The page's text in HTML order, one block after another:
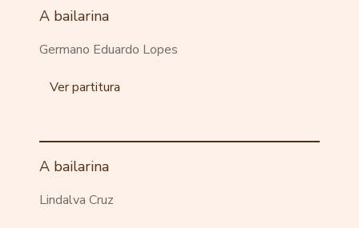
A bailarina
Germano Eduardo Lopes
Ver partitura
A bailarina
Lindalva Cruz